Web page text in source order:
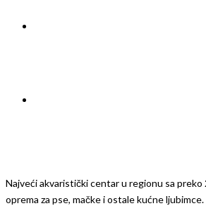
Najveći akvaristički centar u regionu sa preko
oprema za pse, mačke i ostale kućne ljubimce.